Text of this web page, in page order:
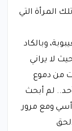
المرأة التي
وبالكاد
لا يراني
من دموع
لم أبحث
ومع مرور